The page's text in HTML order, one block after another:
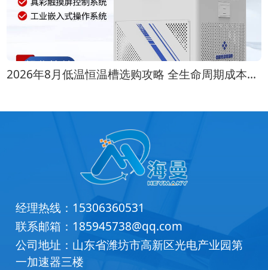
2026年8月低温恒温槽选购攻略 全生命周期成本对比
经理热线： 15306360531
联系邮箱： 185945738@qq.com
公司地址：山东省潍坊市高新区光电产业园第
一加速器三楼